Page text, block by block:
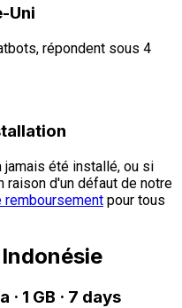
Uni
répondent sous 4
jamais été installé, ou si
raison d'un défaut de notre
remboursement pour tous
· 1 GB · 7 days